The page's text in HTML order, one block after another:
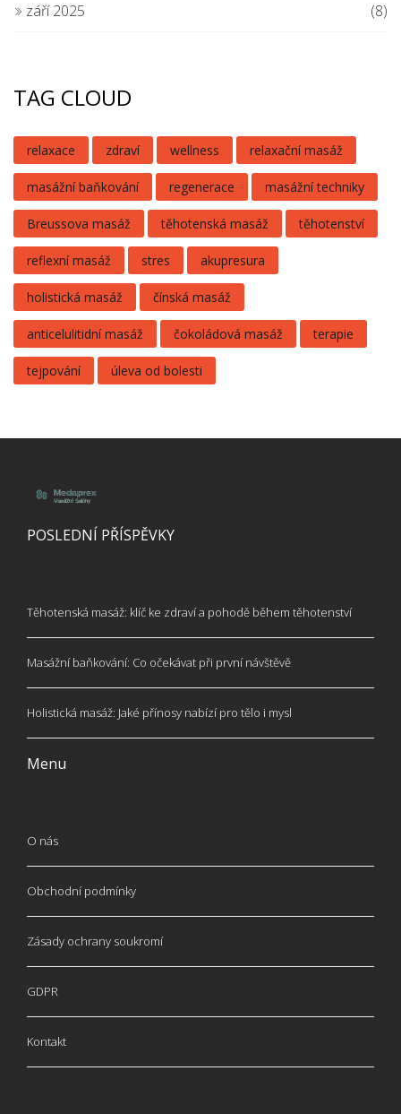
září 2025 (8)
TAG CLOUD
relaxace zdraví wellness relaxační masáž
masážní baňkování regenerace masážní techniky
Breussova masáž těhotenská masáž těhotenství
reflexní masáž stres akupresura
holistická masáž čínská masáž
anticelulitidní masáž čokoládová masáž terapie
tejpování úleva od bolesti
POSLEDNÍ PŘÍSPĚVKY
Těhotenská masáž: klíč ke zdraví a pohodě během těhotenství
Masážní baňkování: Co očekávat při první návštěvě
Holistická masáž: Jaké přínosy nabízí pro tělo i mysl
Menu
O nás
Obchodní podmínky
Zásady ochrany soukromí
GDPR
Kontakt